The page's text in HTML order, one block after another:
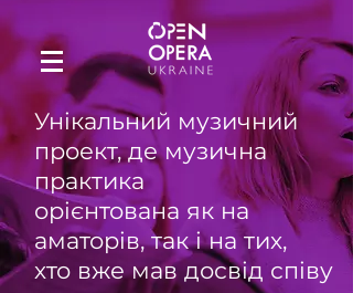
Унікальний музичний
проект, де музична
практика
орієнтована як на
аматорів, так і на тих,
хто вже мав досвід співу